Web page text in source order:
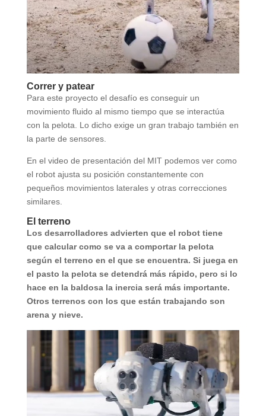
Correr y patear
Para este proyecto el desafío es conseguir un
movimiento fluido al mismo tiempo que se interactúa
con la pelota. Lo dicho exige un gran trabajo también en
la parte de sensores.
En el video de presentación del MIT podemos ver como
el robot ajusta su posición constantemente con
pequeños movimientos laterales y otras correcciones
similares.
El terreno
Los desarrolladores advierten que el robot tiene
que calcular como se va a comportar la pelota
según el terreno en el que se encuentra. Si juega en
el pasto la pelota se detendrá más rápido, pero si lo
hace en la baldosa la inercia será más importante.
Otros terrenos con los que están trabajando son
arena y nieve.